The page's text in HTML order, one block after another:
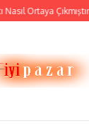
Nasıl Ortaya Çıkmıştır